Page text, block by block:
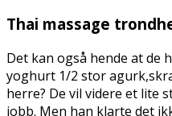
Thai massage
Det kan også hende at de
yoghurt 1/2 stor
herre? De vil videre et lite
jobb. Men han klarte det